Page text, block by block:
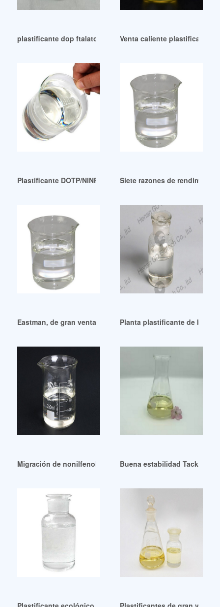
plastificante dop ftalato de dioctilo de alta pureza dotp
Venta caliente plastificante
Plastificante DOTP/NINP TOTM ecológico Colombia
Siete razones de
Eastman, de gran venta, descontinúa dos plastificantes
Planta plastificante de
Migración de nonilfenol y plastificantes Guatemala
Buena estabilidad Tackifier